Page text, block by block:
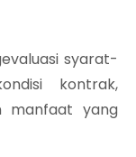
syarat-
kontrak,
manfaat yang